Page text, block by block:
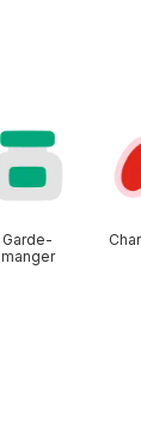
Garde-
manger